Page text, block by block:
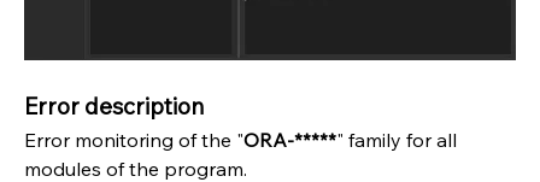
Error description
Error monitoring of the "ORA-*****" family for all
modules of the program.